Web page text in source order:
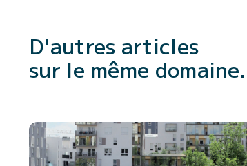
D'autres articles
sur le même domaine.